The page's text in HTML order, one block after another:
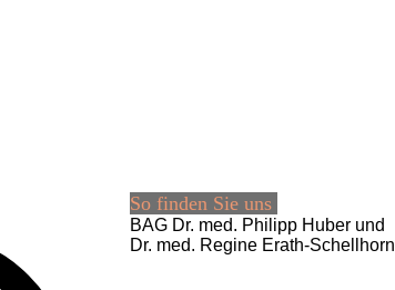
So finden Sie uns
BAG Dr. med. Philipp Huber und
Dr. med. Regine Erath-Schellhorn